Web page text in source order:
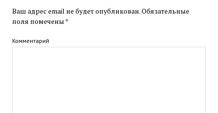
Ваш адрес email не будет опубликован.Обязательные
поля помечены *
Комментарий